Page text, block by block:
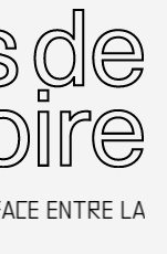
ENTRE LA